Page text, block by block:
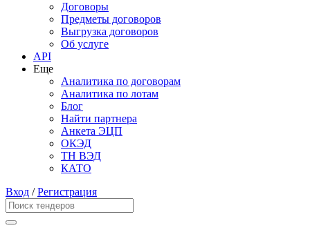
Договоры
Предметы договоров
Выгрузка договоров
Об услуге
API
Еще
Аналитика по договорам
Аналитика по лотам
Блог
Найти партнера
Анкета ЭЦП
ОКЭД
ТН ВЭД
КАТО
Вход /Регистрация